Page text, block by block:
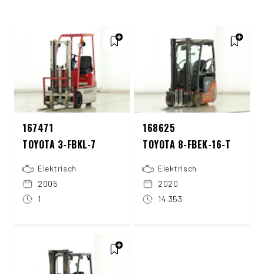
167471
TOYOTA 3-FBKL-7
Elektrisch
2005
1
168625
TOYOTA 8-FBEK-16-T
Elektrisch
2020
14.353